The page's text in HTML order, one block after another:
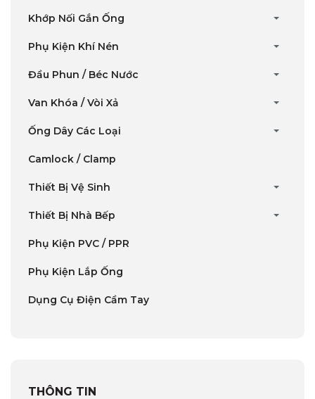
Khớp Nối Gắn Ống
Phụ Kiện Khí Nén
Đầu Phun / Béc Nước
Van Khóa / Vòi Xả
Ống Dây Các Loại
Camlock / Clamp
Thiết Bị Vệ Sinh
Thiết Bị Nhà Bếp
Phụ Kiện PVC / PPR
Phụ Kiện Lắp Ống
Dụng Cụ Điện Cầm Tay
THÔNG TIN